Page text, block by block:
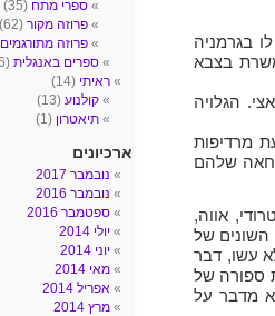
בגרמניה
בצבא
הגלויה
מרדיפות
שלהם
אווה,
השונים של
עשו, דבר
ספורה של
מדבר על
ספרי מתח (35)
פרוזה מקור (62)
פרוזה מתורגמים
ספרים באנגלית (16)
ראיתי (14)
קולנוע (13)
תיאטרון (1)
ארכיונים
נובמבר 2017
נובמבר 2016
ספטמבר 2016
יולי 2014
יוני 2014
מאי 2014
אפריל 2014
מרץ 2014